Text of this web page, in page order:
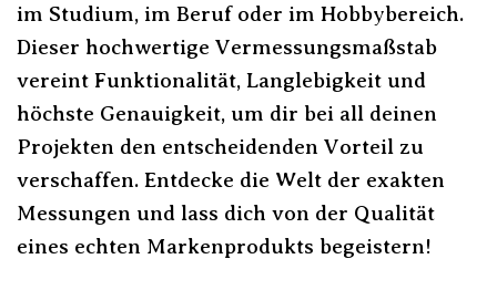
im Studium, im Beruf oder im Hobbybereich.
Dieser hochwertige Vermessungsmaßstab
vereint Funktionalität, Langlebigkeit und
höchste Genauigkeit, um dir bei all deinen
Projekten den entscheidenden Vorteil zu
verschaffen. Entdecke die Welt der exakten
Messungen und lass dich von der Qualität
eines echten Markenprodukts begeistern!